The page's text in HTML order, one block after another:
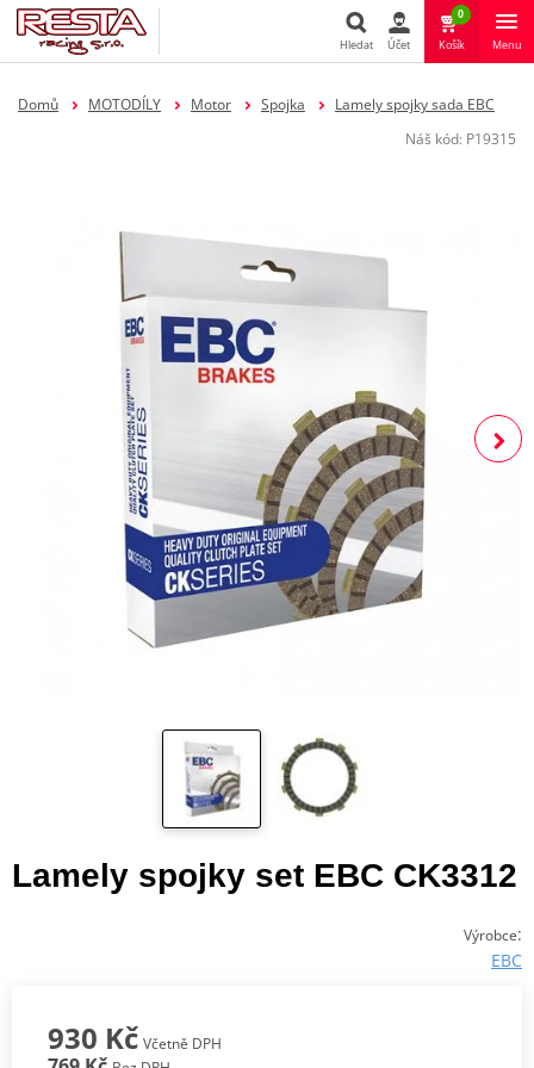
Hledat
Hledat Účet
0
Košík Menu
Domů MOTODÍLY Motor Spojka
Lamely spojky sada EBC
Náš kód: P19315
Lamely spojky set EBC CK3312
Výrobce:
EBC
930 Kč Včetně DPH